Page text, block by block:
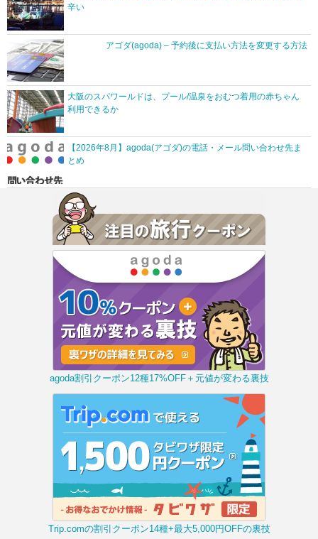
辛い
アゴダ(agoda) – 予約後に支払い方法を変更する方法
大阪のスパワールドは、プール/温泉をおむつ着用の赤ちゃん
利用できるか
【2026年8月】agoda(アゴダ)の電話・メール問い合わせ先ま
とめ
agoda割引クーポン12種17%OFF＋元値が変わる裏技
Trip.comの割引クーポン14種+最大5,000円OFFの裏技